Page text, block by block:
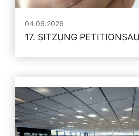
04.06.2026
17. SITZUNG